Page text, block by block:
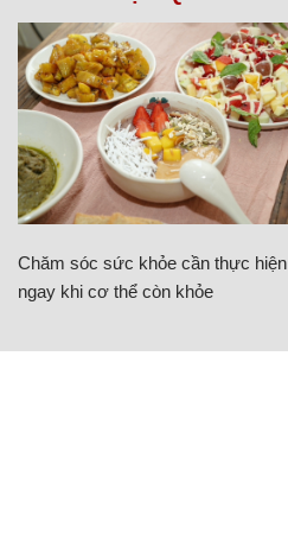
Chăm sóc sức khỏe cần thực hiện
ngay khi cơ thể còn khỏe